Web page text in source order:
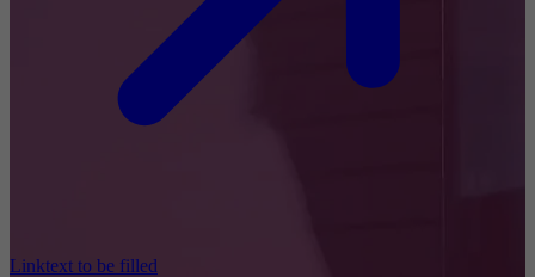
Linktext to be filled